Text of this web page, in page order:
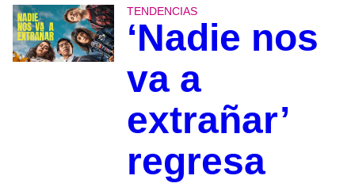
TENDENCIAS
‘Nadie nos
va a
extrañar’
regresa